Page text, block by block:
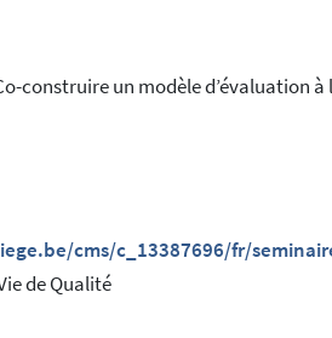
construire un modèle d’évaluation
cms/c_13387696/fr/
de Qualité